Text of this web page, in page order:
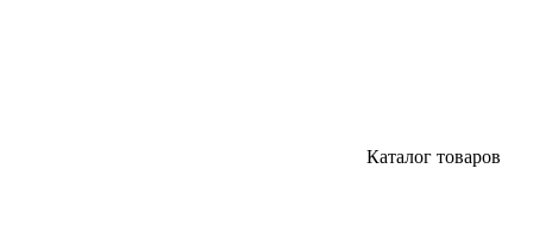
Каталог товаров